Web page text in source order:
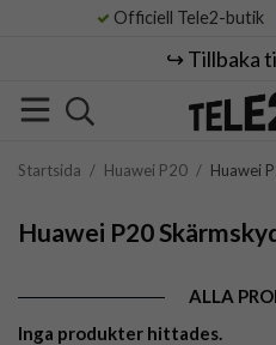
Officiell Tele2-butik
↪️ Tillbaka
Startsida / Huawei P20 / Huawei
Huawei P20
ALLA
Inga produkter hittades.